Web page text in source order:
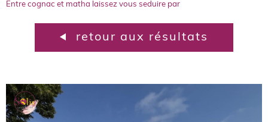
entre cognac et matha laissez vous seduire par
retour aux résultats